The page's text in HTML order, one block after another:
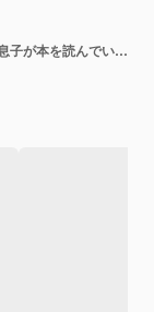
キャンピングカーに横たわって ⁇ 笑顔の母と息子が本を読んでいます ⁇